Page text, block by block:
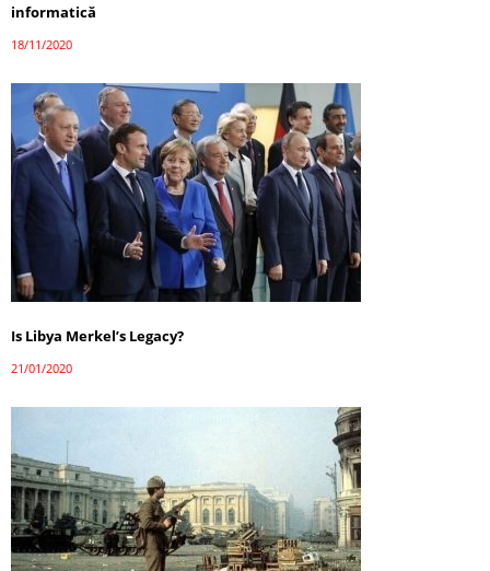
informatică
18/11/2020
Is Libya Merkel’s Legacy?
21/01/2020